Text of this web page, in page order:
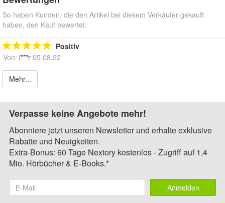
So haben Kunden, die den Artikel bei diesem Verkäufer gekauft
haben, den Kauf bewertet.
Positiv
Von: i***r 05.08.22
Mehr...
Verpasse keine Angebote mehr!
Abonniere jetzt unseren Newsletter und erhalte exklusive
Rabatte und Neuigkeiten.
Extra-Bonus: 60 Tage Nextory kostenlos - Zugriff auf 1,4
Mio. Hörbücher & E-Books.*
Anmelden